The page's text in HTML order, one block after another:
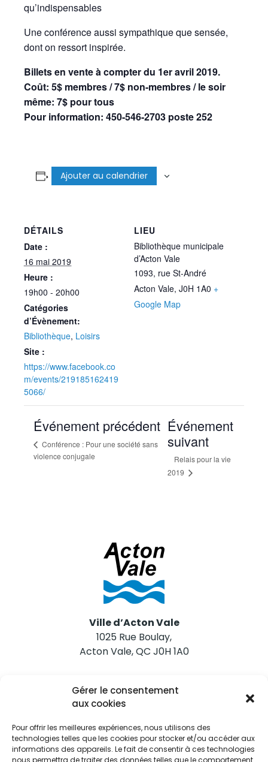
Gérer le consentement
aux cookies
Pour offrir les meilleures expériences, nous utilisons des
technologies telles que les cookies pour stocker et/ou accéder aux
informations des appareils. Le fait de consentir à ces technologies
nous permettra de traiter des données telles que le comportement
qu’indispensables
Une conférence aussi sympathique que sensée,
dont on ressort inspirée.
Billets en vente à compter du 1er avril 2019.
Coût: 5$ membres / 7$ non-membres / le soir
même: 7$ pour tous
Pour information: 450-546-2703 poste 252
Ajouter au calendrier
DÉTAILS
Date :
16 mai 2019
Heure :
19h00 - 20h00
Catégories
d’Évènement:
Bibliothèque, Loisirs
Site :
https://www.facebook.co
m/events/219185162419
5066/
LIEU
Bibliothèque municipale
d’Acton Vale
1093, rue St-André
Acton Vale, J0H 1A0 +
Google Map
Événement précédent
Conférence : Pour une société sans
violence conjugale
Événement
suivant
Relais pour la vie
2019
Ville d’Acton Vale
1025 Rue Boulay,
Acton Vale, QC J0H 1A0
Nous joindre
Tél. 450 546-2703